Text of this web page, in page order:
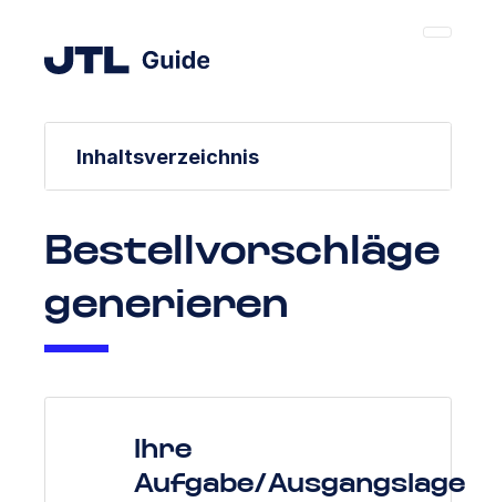
Inhaltsverzeichnis
Bestellvorschläge
generieren
Ihre
Aufgabe/Ausgangslage